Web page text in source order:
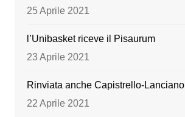
25 Aprile 2021
l’Unibasket riceve il Pisaurum
23 Aprile 2021
Rinviata anche Capistrello-Lanciano
22 Aprile 2021